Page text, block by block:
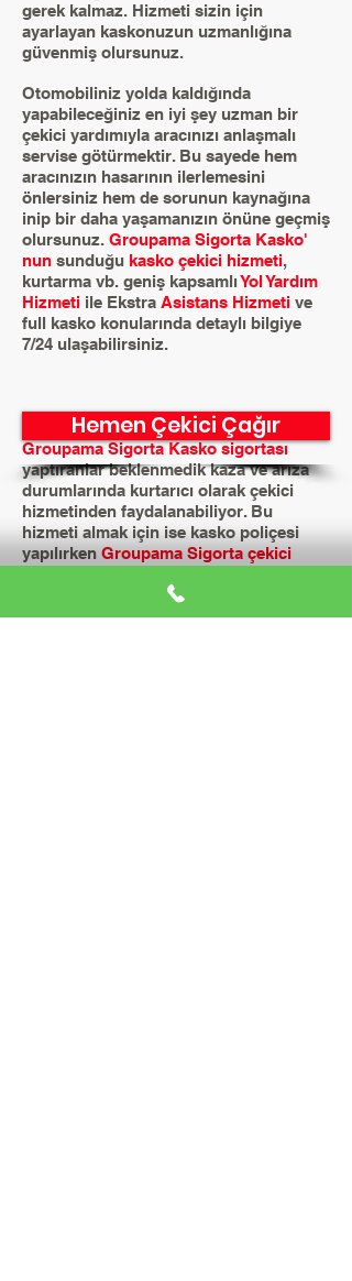
gerek kalmaz. Hizmeti sizin için
ayarlayan kaskonuzun uzmanlığına
güvenmiş olursunuz.
Otomobiliniz yolda kaldığında
yapabileceğiniz en iyi şey uzman bir
çekici yardımıyla aracınızı anlaşmalı
servise götürmektir. Bu sayede hem
aracınızın hasarının ilerlemesini
önlersiniz hem de sorunun kaynağına
inip bir daha yaşamanızın önüne geçmiş
olursunuz. Groupama Sigorta Kasko'
nun sunduğu kasko çekici hizmeti,
kurtarma vb. geniş kapsamlıYol Yardım
Hizmeti ile Ekstra Asistans Hizmeti ve
full kasko konularında detaylı bilgiye
7/24 ulaşabilirsiniz.
Groupama Sigorta Kasko sigortası
yaptıranlar beklenmedik kaza ve arıza
durumlarında kurtarıcı olarak çekici
hizmetinden faydalanabiliyor. Bu
hizmeti almak için ise kasko poliçesi
yapılırken Groupama Sigorta çekici
edilmesi ve eklettirilmesi gerekiyor.
Groupama Sigorta ASSISTANS
Hemen Çekici Çağır